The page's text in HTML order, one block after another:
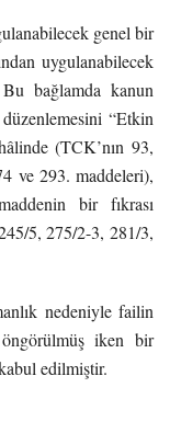
genel bir
uygulanabilecek
bağlamda kanun
“Etkin
(TCK’nın 93,
ve 293. maddeleri),
bir fıkrası
5, 275/2-3, 281/3,
nedeniyle failin
öngörülmüş iken bir
edilmiştir.